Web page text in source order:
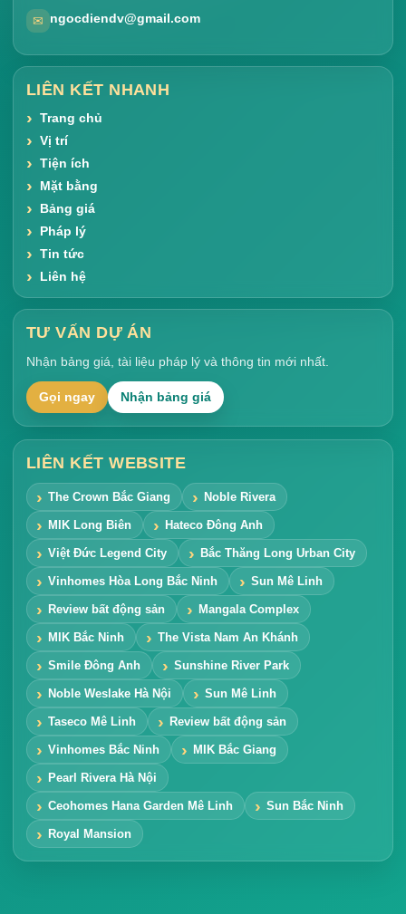
✉ ngocdiendv@gmail.com
LIÊN KẾT NHANH
Trang chủ
Vị trí
Tiện ích
Mặt bằng
Bảng giá
Pháp lý
Tin tức
Liên hệ
TƯ VẤN DỰ ÁN
Nhận bảng giá, tài liệu pháp lý và thông tin mới nhất.
Gọi ngay Nhận bảng giá
LIÊN KẾT WEBSITE
The Crown Bắc Giang Noble Rivera
MIK Long Biên Hateco Đông Anh
Việt Đức Legend City Bắc Thăng Long Urban City
Vinhomes Hòa Long Bắc Ninh Sun Mê Linh
Review bất động sản Mangala Complex
MIK Bắc Ninh The Vista Nam An Khánh
Smile Đông Anh Sunshine River Park
Noble Weslake Hà Nội Sun Mê Linh
Taseco Mê Linh Review bất động sản
Vinhomes Bắc Ninh MIK Bắc Giang
Pearl Rivera Hà Nội
Ceohomes Hana Garden Mê Linh Sun Bắc Ninh
Royal Mansion